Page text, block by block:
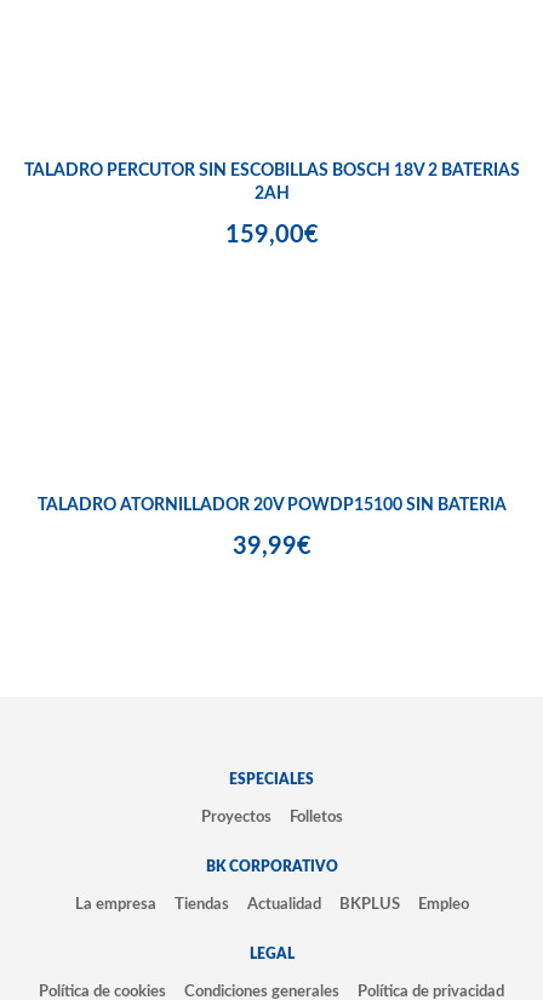
TALADRO PERCUTOR SIN ESCOBILLAS BOSCH 18V 2 BATERIAS
2AH
159,00€
TALADRO ATORNILLADOR 20V POWDP15100 SIN BATERIA
39,99€
ESPECIALES
Proyectos Folletos
BK CORPORATIVO
La empresa Tiendas Actualidad BKPLUS Empleo
LEGAL
Política de cookies Condiciones generales Política de privacidad